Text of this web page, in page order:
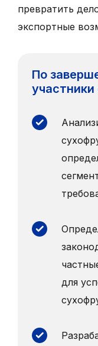
превратить
экспортные
По
для